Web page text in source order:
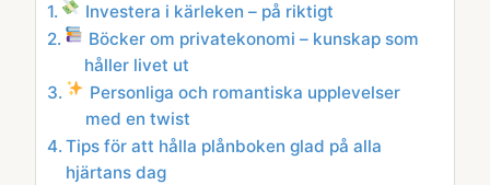
Investera i kärleken – på riktigt
Böcker om privatekonomi – kunskap som
håller livet ut
Personliga och romantiska upplevelser
med en twist
Tips för att hålla plånboken glad på alla
hjärtans dag